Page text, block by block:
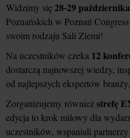
Widzimy się28-29 października
Poznańskich w Poznań
swoim rodzaju Sali Ziemi!
Na uczestników czeka 12
dostarczą najnowszej wiedzy,
od najlepszych ekspertów branży.
Zorganizujemy równieżstrefę
edycja to krok milowy dla
uczestników, wspaniali